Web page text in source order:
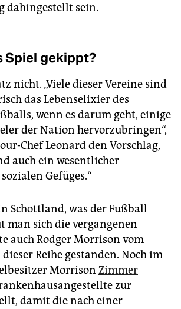
dahingestellt sein.
Spiel gekippt?
nicht. „Viele dieser Vereine sind
das Lebenselixier des
wenn es darum geht, einige
der Nation hervorzubringen“,
Chef Leonard den Vorschlag,
auch ein wesentlicher
Gefüges.“
Schottland, was der Fußball
man sich die vergangenen
auch Rodger Morrison vom
dieser Reihe gestanden. Noch im
Morrison Zimmer
zur
damit die nach einer